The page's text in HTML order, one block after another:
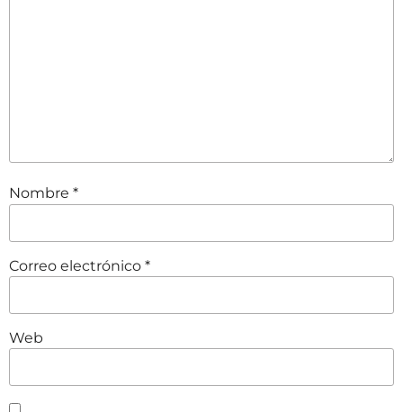
Nombre *
Correo electrónico *
Web